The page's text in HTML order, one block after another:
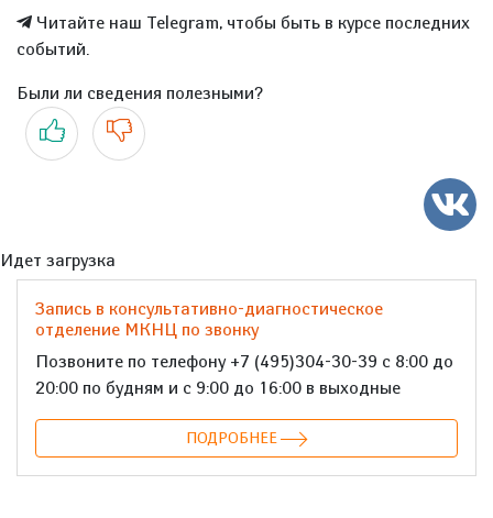
Читайте наш Telegram, чтобы быть в курсе последних
событий.
Были ли сведения полезными?
Да Нет
Идет загрузка
Запись в консультативно-диагностическое
отделение МКНЦ по звонку
Позвоните по телефону +7 (495)304-30-39 с 8:00 до
20:00 по будням и с 9:00 до 16:00 в выходные
ПОДРОБНЕЕ